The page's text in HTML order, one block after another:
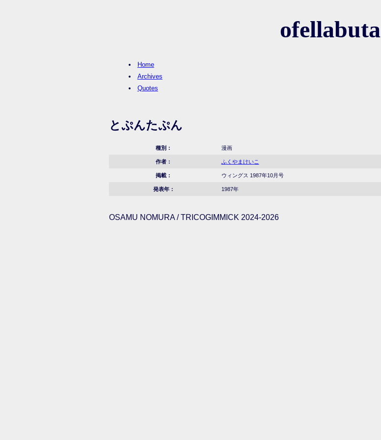
ofellabuta
Home
Archives
Quotes
とぷんたぷん
種別： 漫画
作者： ふくやまけいこ
掲載： ウィングス 1987年10月号
発表年： 1987年
OSAMU NOMURA / TRICOGIMMICK 2024-2026